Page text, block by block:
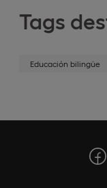
Tags
Educación bilingüe